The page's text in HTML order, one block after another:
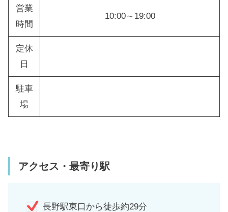
営業
時間
10:00～19:00
定休
日
駐車
場
アクセス・最寄り駅
長野駅東口から徒歩約29分